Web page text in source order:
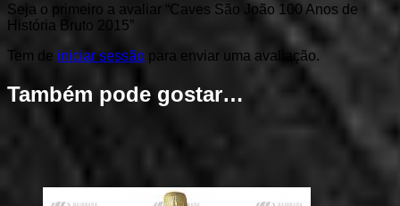
Seja o primeiro a avaliar “Caves São João 100 Anos de
História Bruto 2015”
Tem de iniciar sessão para enviar uma avaliação.
Também pode gostar…